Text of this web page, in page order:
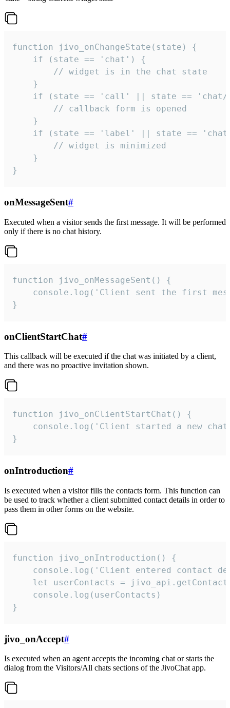
function jivo_onChangeState(state) {
    if (state == 'chat') {
        // widget is in the chat state
    }
if (state == 'call' || state ==
        // callback form is opened
    }
if (state == 'label' || state ==
        // widget is minimized
    }
}
onMessageSent#
Executed when a visitor sends the first message. It will be performed
only if there is no chat history.
function jivo_onMessageSent() {
console.log('Client sent the first
}
onClientStartChat#
This callback will be executed if the chat was initiated by a client,
and there was no proactive invitation shown.
function jivo_onClientStartChat() {
console.log('Client started a new
}
onIntroduction#
Is executed when a visitor fills the contacts form. This function can
be used to track whether a client submitted contact details in order to
pass them in other forms on the website.
function jivo_onIntroduction() {
console.log('Client entered contact
let userContacts =
    console.log(userContacts)
}
jivo_onAccept#
Is executed when an agent accepts the incoming chat or starts the
dialog from the Visitors/All chats sections of the JivoChat app.